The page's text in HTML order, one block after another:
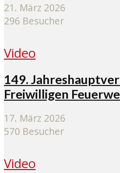
21. März 2026
296 Besucher
Video
149.
Freiwilligen
17. März 2026
570 Besucher
Video